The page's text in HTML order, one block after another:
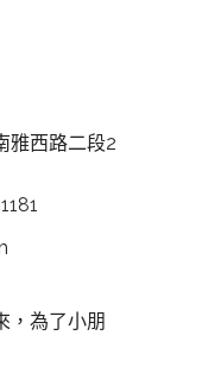
雅西路二段2
，為了小朋